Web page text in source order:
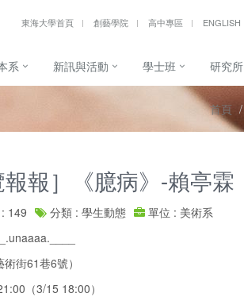
東海大學首頁 創藝學院 高中專區 ENGLISH
系 新訊與活動 學士班 研究所
首頁
報］《臆病》-賴亭霖
149 分類 : 學生動態
單位 : 美術系
街61巷6號）
（3/15 18:00）